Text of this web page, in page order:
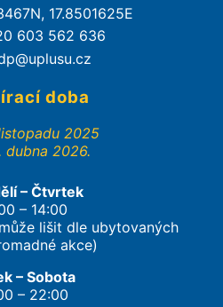
17.8501625E
603 562 636
doba
2025
dubna 2026.
– Čtvrtek
– 14:00
lišit dle ubytovaných
akce)
– Sobota
– 22:00